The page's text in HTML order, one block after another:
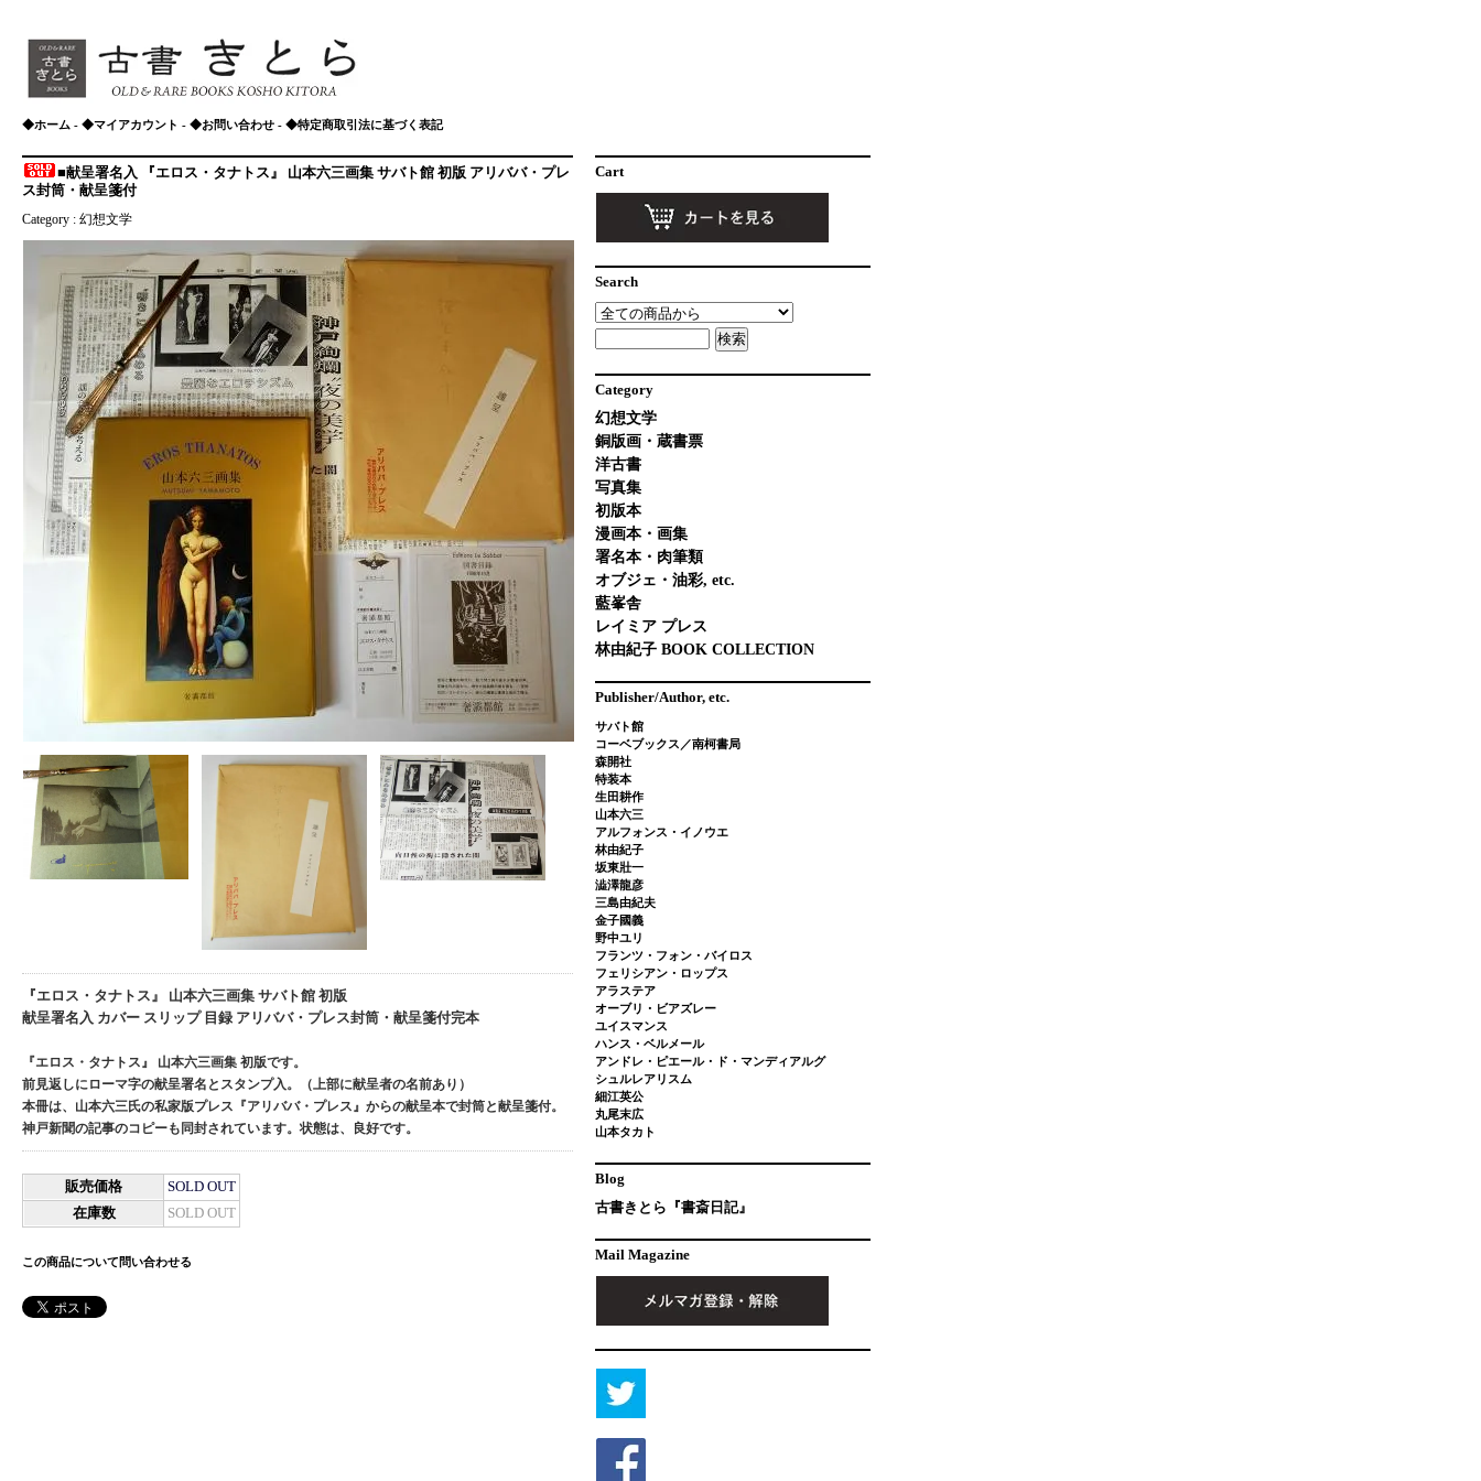
◆ホーム - ◆マイアカウント - ◆お問い合わせ - ◆特定商取引法に基づく表記
■献呈署名入 『エロス・タナトス』 山本六三画集 サバト館 初版 アリババ・プレ
ス封筒・献呈箋付
Category : 幻想文学
『エロス・タナトス』 山本六三画集 サバト館 初版
献呈署名入 カバー スリップ 目録 アリババ・プレス封筒・献呈箋付完本
『エロス・タナトス』 山本六三画集 初版です。
前見返しにローマ字の献呈署名とスタンプ入。（上部に献呈者の名前あり）
本冊は、山本六三氏の私家版プレス『アリババ・プレス』からの献呈本で封筒と献呈箋付。
神戸新聞の記事のコピーも同封されています。状態は、良好です。
販売価格
SOLD OUT
在庫数
SOLD OUT
この商品について問い合わせる
Cart
Search
Category
幻想文学
銅版画・蔵書票
洋古書
写真集
初版本
漫画本・画集
署名本・肉筆類
オブジェ・油彩, etc.
藍峯舎
レイミア プレス
林由紀子 BOOK COLLECTION
Publisher/Author, etc.
サバト館
コーベブックス／南柯書局
森開社
特装本
生田耕作
山本六三
アルフォンス・イノウエ
林由紀子
坂東壯一
澁澤龍彦
三島由紀夫
金子國義
野中ユリ
フランツ・フォン・バイロス
フェリシアン・ロップス
アラステア
オーブリ・ビアズレー
ユイスマンス
ハンス・ベルメール
アンドレ・ピエール・ド・マンディアルグ
シュルレアリスム
細江英公
丸尾末広
山本タカト
Blog
古書きとら『書斎日記』
Mail Magazine